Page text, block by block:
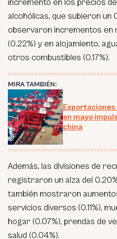
incremento en los precios
alcohólicas, que subieron un
observaron incrementos
(0.22%) y en alojamiento,
otros combustibles (0.17%).
MIRA TAMBIÉN:
Exportaciones
en mayo
china
Además, las divisiones de
registraron un alza del
también mostraron
servicios diversos (0.11%),
hogar (0.07%), prendas de
salud (0.04%).